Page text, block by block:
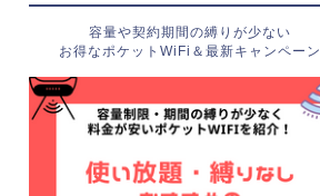
容量や契約期間の縛りが少ない
お得なポケットWiFi＆最新キャンペーン